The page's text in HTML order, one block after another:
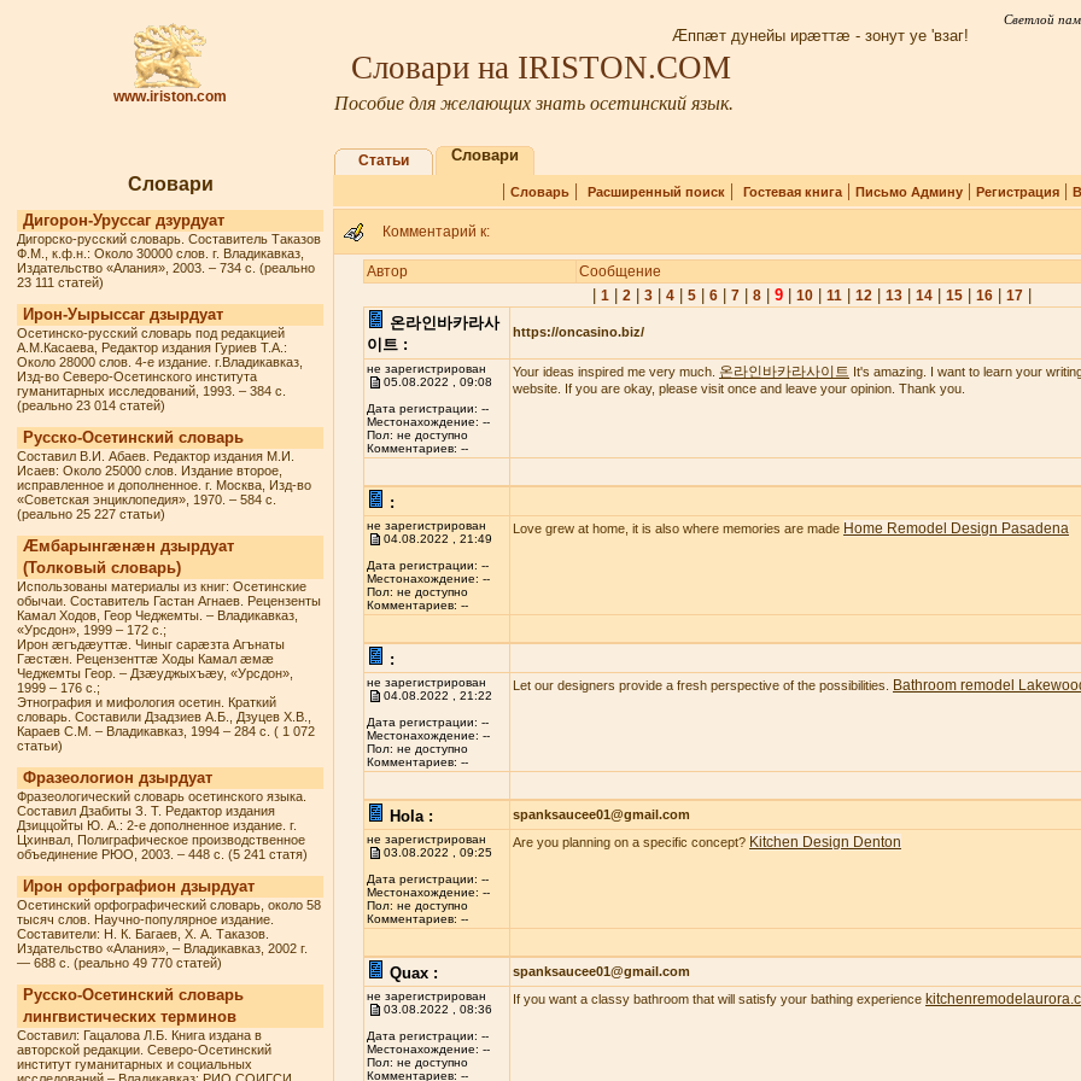
www.iriston.com
Светлой
Æппæт дунейы ирæттæ - зонут уе 'взаг!
Словари на IRISTON.COM
Пособие для желающих знать осетинский язык.
Словари
Дигорон-Уруссаг дзурдуат
Дигорско-русский словарь. Составитель Таказов
Ф.М., к.ф.н.: Около 30000 слов. г. Владикавказ,
Издательство «Алания», 2003. – 734 с. (реально
23 111 статей)
Ирон-Уырыссаг дзырдуат
Осетинско-русский словарь под редакцией
А.М.Касаева, Редактор издания Гуриев Т.А.:
Около 28000 слов. 4-е издание. г.Владикавказ,
Изд-во Северо-Осетинского института
гуманитарных исследований, 1993. – 384 с.
(реально 23 014 статей)
Русско-Осетинский словарь
Составил В.И. Абаев. Редактор издания М.И.
Исаев: Около 25000 слов. Издание второе,
исправленное и дополненное. г. Москва, Изд-во
«Советская энциклопедия», 1970. – 584 с.
(реально 25 227 статьи)
Æмбарынгæнæн дзырдуат
(Толковый словарь)
Использованы материалы из книг: Осетинские
обычаи. Составитель Гастан Агнаев. Рецензенты
Камал Ходов, Геор Чеджемты. – Владикавказ,
«Урсдон», 1999 – 172 с.;
Ирон æгъдæуттæ. Чиныг сарæзта Агънаты
Гæстæн. Рецензенттæ Ходы Камал æмæ
Чеджемты Геор. – Дзæуджыхъæу, «Урсдон»,
1999 – 176 с.;
Этнография и мифология осетин. Краткий
словарь. Составили Дзадзиев А.Б., Дзуцев Х.В.,
Караев С.М. – Владикавказ, 1994 – 284 с. ( 1 072
статьи)
Фразеологион дзырдуат
Фразеологический словарь осетинского языка.
Составил Дзабиты З. Т. Редактор издания
Дзиццойты Ю. А.: 2-е дополненное издание. г.
Цхинвал, Полиграфическое производственное
объединение РЮО, 2003. – 448 с. (5 241 статя)
Ирон орфографион дзырдуат
Осетинский орфографический словарь, около 58
тысяч слов. Научно-популярное издание.
Составители: Н. К. Багаев, Х. А. Таказов.
Издательство «Алания», – Владикавказ, 2002 г.
— 688 с. (реально 49 770 статей)
Русско-Осетинский словарь
лингвистических терминов
Составил: Гацалова Л.Б. Книга издана в
авторской редакции. Северо-Осетинский
институт гуманитарных и социальных
Статьи Словари
| Словарь| Расширенный поиск| Гостевая книга| Письмо Админу| Регистрация|
Комментарий к:
Автор Сообщение
1| 2| 3| 4| 5| 6| 7| 8| 9| 10| 11| 12| 13| 14| 15| 16| 17|
온라인바카라사
이트 :
https://oncasino.biz/
не зарегистрирован
05.08.2022 , 09:08
Дата регистрации: --
Местонахождение: --
Пол: не доступно
Комментариев: --
Your ideas inspired me very much. 온라인바카라사이트 It's amazing. I want to learn your
website. If you are okay, please visit once and leave your opinion. Thank you.
:
не зарегистрирован
04.08.2022 , 21:49
Дата регистрации: --
Местонахождение: --
Пол: не доступно
Комментариев: --
Love grew at home, it is also where memories are made Home Remodel Design Pasadena
:
не зарегистрирован
04.08.2022 , 21:22
Дата регистрации: --
Местонахождение: --
Пол: не доступно
Комментариев: --
Let our designers provide a fresh perspective of the possibilities. Bathroom remodel
Hola : spanksaucee01@gmail.com
не зарегистрирован
03.08.2022 , 09:25
Дата регистрации: --
Местонахождение: --
Пол: не доступно
Комментариев: --
Are you planning on a specific concept? Kitchen Design Denton
Quax : spanksaucee01@gmail.com
не зарегистрирован
03.08.2022 , 08:36
Дата регистрации: --
Местонахождение: --
Пол: не доступно
Комментариев: --
If you want a classy bathroom that will satisfy your bathing experience